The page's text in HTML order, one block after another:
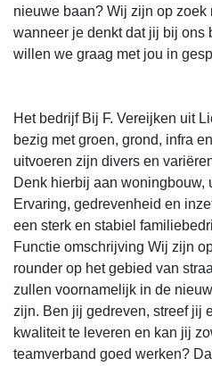
nieuwe baan? Wij zijn op
wanneer je denkt dat jij bij ons
willen we graag met jou in
Het bedrijf Bij F. Vereijken uit
bezig met groen, grond, infra
uitvoeren zijn divers en
Denk hierbij aan woningbouw,
Ervaring, gedrevenheid en
een sterk en stabiel
Functie omschrijving Wij zijn
rounder op het gebied van
zullen voornamelijk in de
zijn. Ben jij gedreven, streef jij
kwaliteit te leveren en kan jij
teamverband goed werken?